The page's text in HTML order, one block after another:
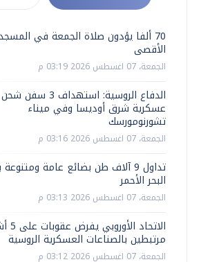
70 ألفا يؤدون صلاة الجمعة في المسجد
الأقصى
الجمعة، 07 اغسطس 2026 03:19 م
الدفاع الروسية: استهداف 3 سفن شحن
عسكرية شرق أوديسا وفي ميناء
تشورنومورسك
الجمعة، 07 اغسطس 2026 03:16 م
تداول 9 آلاف طن بضائع عامة
البحر الأحمر
الجمعة، 07 اغسطس 2026 03:13 م
مرتبطين بالصناعات العسكرية الروسية
الجمعة، 07 اغسطس 2026 03:12 م